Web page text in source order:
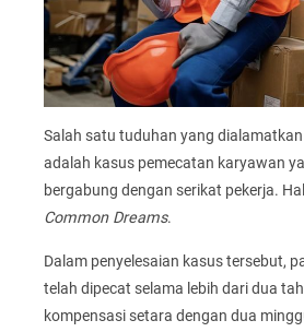
Salah satu tuduhan yang
adalah kasus pemecatan karyawan
bergabung dengan serikat pekerja.
Common Dreams.
Dalam penyelesaian kasus tersebut,
telah dipecat selama lebih dari dua
kompensasi setara dengan dua